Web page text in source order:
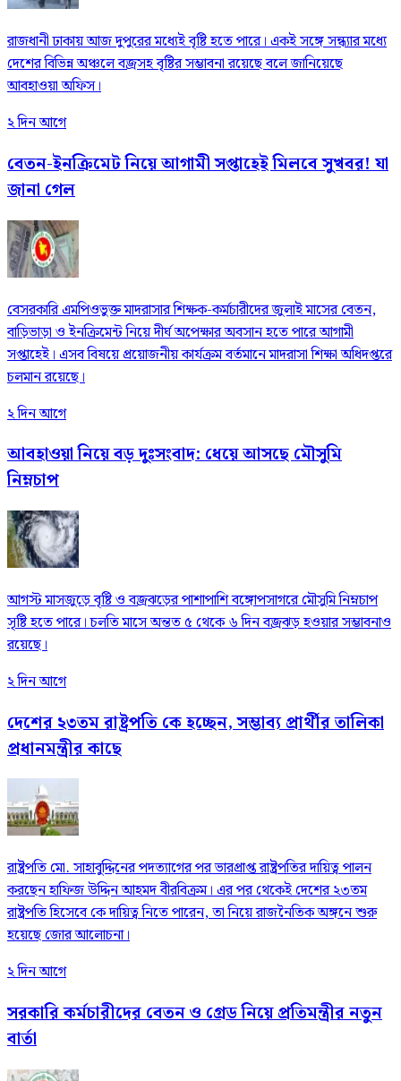
রাজধানী ঢাকায় আজ দুপুরের মধ্যেই বৃষ্টি হতে পারে। একই সঙ্গে সন্ধ্যার মধ্যে
দেশের বিভিন্ন অঞ্চলে বজ্রসহ বৃষ্টির সম্ভাবনা রয়েছে বলে জানিয়েছে
আবহাওয়া অফিস।
২ দিন আগে
বেতন-ইনক্রিমেট নিয়ে আগামী সপ্তাহেই মিলবে সুখবর! যা
জানা গেল
বেসরকারি এমপিওভুক্ত মাদরাসার শিক্ষক-কর্মচারীদের জুলাই মাসের বেতন,
বাড়িভাড়া ও ইনক্রিমেন্ট নিয়ে দীর্ঘ অপেক্ষার অবসান হতে পারে আগামী
সপ্তাহেই। এসব বিষয়ে প্রয়োজনীয় কার্যক্রম বর্তমানে মাদরাসা শিক্ষা অধিদপ্তরে
চলমান রয়েছে।
২ দিন আগে
আবহাওয়া নিয়ে বড় দুঃসংবাদ: ধেয়ে আসছে মৌসুমি
নিম্নচাপ
আগস্ট মাসজুড়ে বৃষ্টি ও বজ্রঝড়ের পাশাপাশি বঙ্গোপসাগরে মৌসুমি নিম্নচাপ
সৃষ্টি হতে পারে। চলতি মাসে অন্তত ৫ থেকে ৬ দিন বজ্রঝড় হওয়ার সম্ভাবনাও
রয়েছে।
২ দিন আগে
দেশের ২৩তম রাষ্ট্রপতি কে হচ্ছেন, সম্ভাব্য প্রার্থীর তালিকা
প্রধানমন্ত্রীর কাছে
রাষ্ট্রপতি মো. সাহাবুদ্দিনের পদত্যাগের পর ভারপ্রাপ্ত রাষ্ট্রপতির দায়িত্ব পালন
করছেন হাফিজ উদ্দিন আহমদ বীরবিক্রম। এর পর থেকেই দেশের ২৩তম
রাষ্ট্রপতি হিসেবে কে দায়িত্ব নিতে পারেন, তা নিয়ে রাজনৈতিক অঙ্গনে শুরু
হয়েছে জোর আলোচনা।
২ দিন আগে
সরকারি কর্মচারীদের বেতন ও গ্রেড নিয়ে প্রতিমন্ত্রীর নতুন
বার্তা